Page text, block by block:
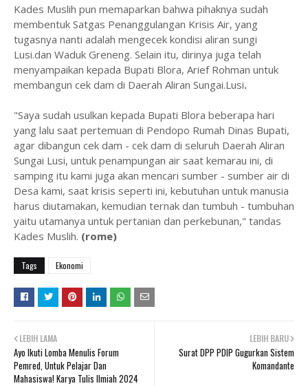
Kades Muslih pun memaparkan bahwa pihaknya sudah
membentuk Satgas Penanggulangan Krisis Air, yang
tugasnya nanti adalah mengecek kondisi aliran sungi
Lusi.dan Waduk Greneng. Selain itu, dirinya juga telah
menyampaikan kepada Bupati Blora, Arief Rohman untuk
membangun cek dam di Daerah Aliran Sungai.Lusi.
"Saya sudah usulkan kepada Bupati Blora beberapa hari
yang lalu saat pertemuan di Pendopo Rumah Dinas Bupati,
agar dibangun cek dam - cek dam di seluruh Daerah Aliran
Sungai Lusi, untuk penampungan air saat kemarau ini, di
samping itu kami juga akan mencari sumber - sumber air di
Desa kami, saat krisis seperti ini, kebutuhan untuk manusia
harus diutamakan, kemudian ternak dan tumbuh - tumbuhan
yaitu utamanya untuk pertanian dan perkebunan," tandas
Kades Muslih. (rome)
Tags Ekonomi
LEBIH BARU
Surat DPP PDIP Gugurkan Sistem
Komandante
LEBIH LAMA
Ayo Ikuti Lomba Menulis Forum
Pemred, Untuk Pelajar Dan
Mahasiswa! Karya Tulis Ilmiah 2024